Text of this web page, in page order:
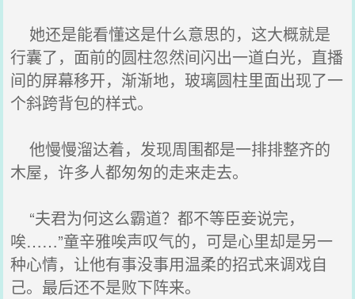
她还是能看懂这是什么意思的，这大概就是
行囊了，面前的圆柱忽然间闪出一道白光，直播
间的屏幕移开，渐渐地，玻璃圆柱里面出现了一
个斜跨背包的样式。
他慢慢溜达着，发现周围都是一排排整齐的
木屋，许多人都匆匆的走来走去。
“夫君为何这么霸道？都不等臣妾说完，
唉……”童辛雅唉声叹气的，可是心里却是另一
种心情，让他有事没事用温柔的招式来调戏自
己。最后还不是败下阵来。